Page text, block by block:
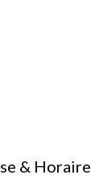
&